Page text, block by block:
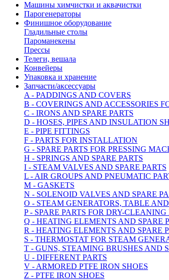
Машины химчистки и аквачистки
Парогенераторы
Финишное оборудование
Гладильные столы
Пароманекены
Прессы
Телеги, вешала
Конвейеры
Упаковка и хранение
Запчасти/аксессуары
A - PADDINGS AND COVERS
B - COVERINGS AND ACCESSORIES
C - IRONS AND SPARE PARTS
D - HOSES, PIPES AND INSULATION
E - PIPE FITTINGS
F - PARTS FOR INSTALLATION
G - SPARE PARTS FOR PRESSING
H - SPRINGS AND SPARE PARTS
I - STEAM VALVES AND SPARE PARTS
L - AIR GROUPS AND PNEUMATIC
M - GASKETS
N - SOLENOID VALVES AND SPARE
O - STEAM GENERATORS, TABLE AND
P - SPARE PARTS FOR DRY-
Q - HEATING ELEMENTS AND SPARE
R - HEATING ELEMENTS AND SPARE
S - THERMOSTAT FOR STEAM
T - GUNS, STEAMING BRUSHES AND
U - DIFFERENT PARTS
V - ARMORED PTFE IRON SHOES
Z - PTFE IRON SHOES